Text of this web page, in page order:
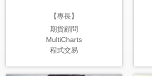
【專長】
期貨顧問
MultiCharts
程式交易